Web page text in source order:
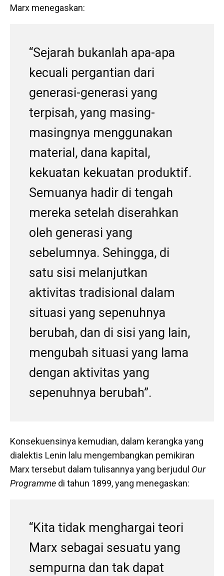
Marx menegaskan:
“Sejarah bukanlah apa-apa
kecuali pergantian dari
generasi-generasi yang
terpisah, yang masing-
masingnya menggunakan
material, dana kapital,
kekuatan kekuatan produktif.
Semuanya hadir di tengah
mereka setelah diserahkan
oleh generasi yang
sebelumnya. Sehingga, di
satu sisi melanjutkan
aktivitas tradisional dalam
situasi yang sepenuhnya
berubah, dan di sisi yang lain,
mengubah situasi yang lama
dengan aktivitas yang
sepenuhnya berubah”.
Konsekuensinya kemudian, dalam kerangka yang
dialektis Lenin lalu mengembangkan pemikiran
Marx tersebut dalam tulisannya yang berjudul Our
Programme di tahun 1899, yang menegaskan:
“Kita tidak menghargai teori
Marx sebagai sesuatu yang
sempurna dan tak dapat